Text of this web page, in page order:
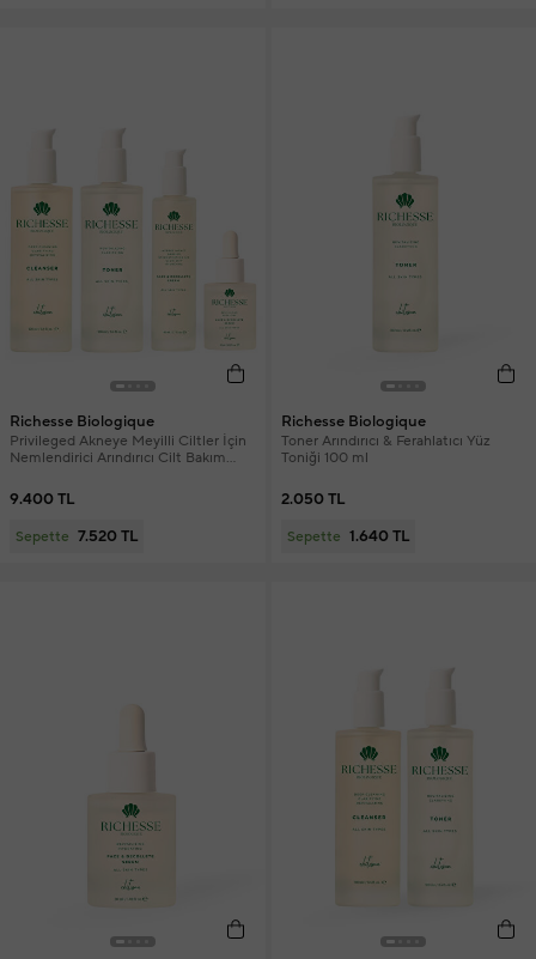
Richesse Biologique
Privileged Akneye Meyilli Ciltler İçin
Nemlendirici Arındırıcı Cilt Bakım
9.400 TL
Sepette 7.520 TL
Richesse Biologique
Toner Arındırıcı & Ferahlatıcı Yüz
Toniği 100 ml
2.050 TL
Sepette 1.640 TL